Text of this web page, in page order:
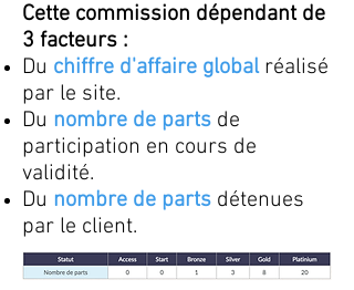
Cette commission dépendant de
3 facteurs :
Du chiffre d'affaire globalréalisé
par le site.
Du nombre de parts de
participation en cours de
validité.
Du nombre de parts détenues
par le client.